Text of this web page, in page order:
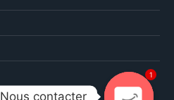
Nous contacter
1